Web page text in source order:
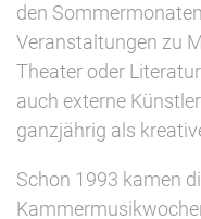
den
Veranstaltungen zu
Theater oder
auch externe
ganzjährig als
Schon 1993 kamen